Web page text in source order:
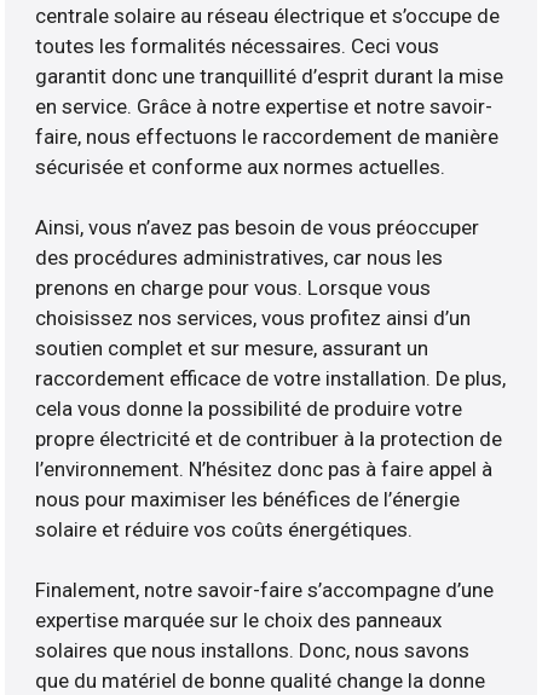
centrale solaire au réseau électrique et s’occupe de
toutes les formalités nécessaires. Ceci vous
garantit donc une tranquillité d’esprit durant la mise
en service. Grâce à notre expertise et notre savoir-
faire, nous effectuons le raccordement de manière
sécurisée et conforme aux normes actuelles.
Ainsi, vous n’avez pas besoin de vous préoccuper
des procédures administratives, car nous les
prenons en charge pour vous. Lorsque vous
choisissez nos services, vous profitez ainsi d’un
soutien complet et sur mesure, assurant un
raccordement efficace de votre installation. De plus,
cela vous donne la possibilité de produire votre
propre électricité et de contribuer à la protection de
l’environnement. N’hésitez donc pas à faire appel à
nous pour maximiser les bénéfices de l’énergie
solaire et réduire vos coûts énergétiques.
Finalement, notre savoir-faire s’accompagne d’une
expertise marquée sur le choix des panneaux
solaires que nous installons. Donc, nous savons
que du matériel de bonne qualité change la donne